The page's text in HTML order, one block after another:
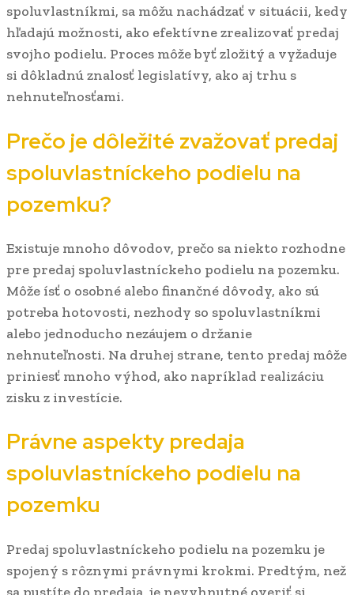
spoluvlastníkmi, sa môžu nachádzať v situácii, kedy
hľadajú možnosti, ako efektívne zrealizovať predaj
svojho podielu. Proces môže byť zložitý a vyžaduje
si dôkladnú znalosť legislatívy, ako aj trhu s
nehnuteľnosťami.
Prečo je dôležité zvažovať predaj
spoluvlastníckeho podielu na
pozemku?
Existuje mnoho dôvodov, prečo sa niekto rozhodne
pre predaj spoluvlastníckeho podielu na pozemku.
Môže ísť o osobné alebo finančné dôvody, ako sú
potreba hotovosti, nezhody so spoluvlastníkmi
alebo jednoducho nezáujem o držanie
nehnuteľnosti. Na druhej strane, tento predaj môže
priniesť mnoho výhod, ako napríklad realizáciu
zisku z investície.
Právne aspekty predaja
spoluvlastníckeho podielu na
pozemku
Predaj spoluvlastníckeho podielu na pozemku je
spojený s rôznymi právnymi krokmi. Predtým, než